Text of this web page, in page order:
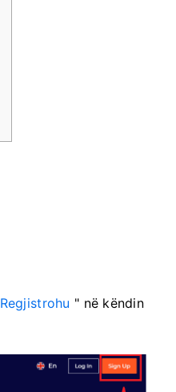
Regjistrohu " në këndin